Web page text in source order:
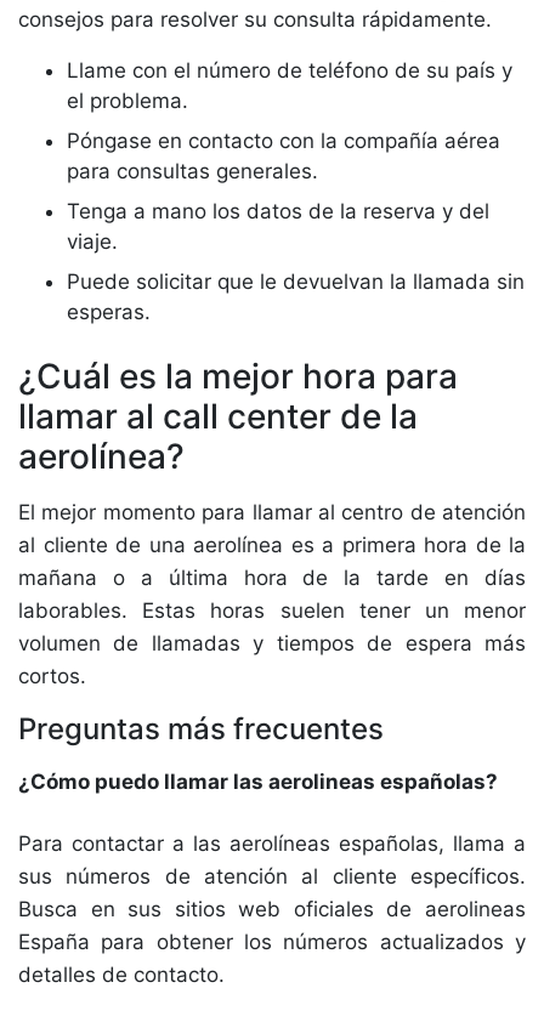
consejos para resolver su consulta rápidamente.
Llame con el número de teléfono de su país y
el problema.
Póngase en contacto con la compañía aérea
para consultas generales.
Tenga a mano los datos de la reserva y del
viaje.
Puede solicitar que le devuelvan la llamada sin
esperas.
¿Cuál es la mejor hora para
llamar al call center de la
aerolínea?
El mejor momento para llamar al centro de atención
al cliente de una aerolínea es a primera hora de la
mañana o a última hora de la tarde en días
laborables. Estas horas suelen tener un menor
volumen de llamadas y tiempos de espera más
cortos.
Preguntas más frecuentes
¿Cómo puedo llamar las aerolineas españolas?
Para contactar a las aerolíneas españolas, llama a
sus números de atención al cliente específicos.
Busca en sus sitios web oficiales de aerolineas
España para obtener los números actualizados y
detalles de contacto.